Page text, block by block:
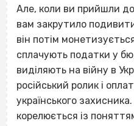
Але, коли ви прийшли
вам закрутило
він потім
сплачують податки у
виділяють на війну в
російський ролик і
українського
корелюється із